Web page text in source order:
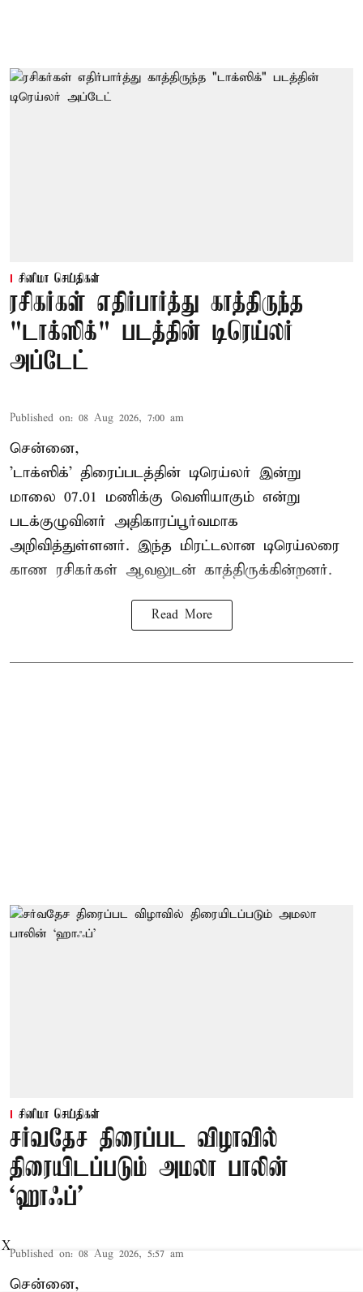
சினிமா செய்திகள்
ரசிகர்கள் எதிர்பார்த்து காத்திருந்த
"டாக்ஸிக்" படத்தின் டிரெய்லர்
அப்டேட்
Published on: 08 Aug 2026, 7:00 am
சென்னை,
'டாக்ஸிக்' திரைப்படத்தின் டிரெய்லர் இன்று
மாலை 07.01 மணிக்கு வெளியாகும் என்று
படக்குழுவினர் அதிகாரப்பூர்வமாக
அறிவித்துள்ளனர். இந்த மிரட்டலான டிரெய்லரை
காண ரசிகர்கள் ஆவலுடன் காத்திருக்கின்றனர்.
Read More
சினிமா செய்திகள்
சர்வதேச திரைப்பட விழாவில்
திரையிடப்படும் அமலா பாலின்
‘ஹாஃப்’
Published on: 08 Aug 2026, 5:57 am
சென்னை,
X